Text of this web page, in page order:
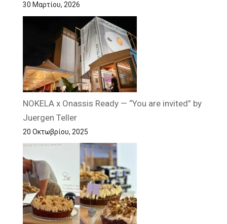
30 Μαρτίου, 2026
NOKELA x Onassis Ready — “You are invited” by
Juergen Teller
20 Οκτωβρίου, 2025